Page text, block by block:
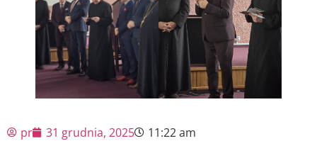
pr 31 grudnia, 2025 11:22 am